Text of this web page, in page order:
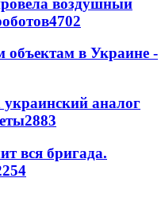
4702
объектам в Украине -
аналог
2883
вся бригада.